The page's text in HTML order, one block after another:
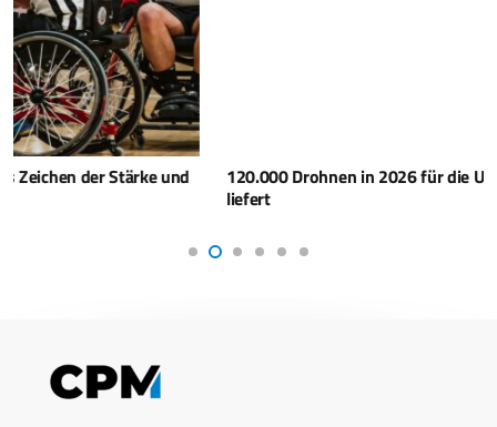
120.000 Drohnen in 2026 für die Ukraine – Großbritannien